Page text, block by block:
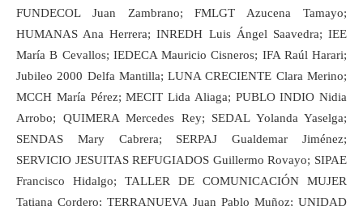
FUNDECOL Juan Zambrano; FMLGT Azucena Tamayo;
HUMANAS Ana Herrera; INREDH Luis Ángel Saavedra; IEE
María B Cevallos; IEDECA Mauricio Cisneros; IFA Raúl Harari;
Jubileo 2000 Delfa Mantilla; LUNA CRECIENTE Clara Merino;
MCCH María Pérez; MECIT Lida Aliaga; PUBLO INDIO Nidia
Arrobo; QUIMERA Mercedes Rey; SEDAL Yolanda Yaselga;
SENDAS Mary Cabrera; SERPAJ Gualdemar Jiménez;
SERVICIO JESUITAS REFUGIADOS Guillermo Rovayo; SIPAE
Francisco Hidalgo; TALLER DE COMUNICACIÓN MUJER
Tatiana Cordero; TERRANUEVA Juan Pablo Muñoz; UNIDAD